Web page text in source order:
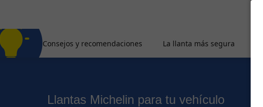
Consejos y recomendaciones La llanta más segura
Llantas Michelin para tu vehículo